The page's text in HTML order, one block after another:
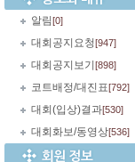
알림[0]
대회공지요청[947]
대회공지보기 [898]
코트배정/대진표[792]
대회(입상)결과[530]
대회화보/동영상[536]